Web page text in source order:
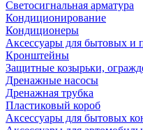
Светосигнальная арматура
Кондиционирование
Кондиционеры
Аксессуары для бытовых
Кронштейны
Защитные козырьки,
Дренажные насосы
Дренажная трубка
Пластиковый короб
Аксессуары для бытовых